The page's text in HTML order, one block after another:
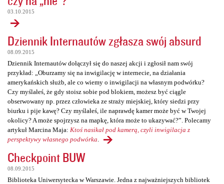
03.10.2015
Dziennik Internautów zgłasza swój absurd
08.09.2015
Dziennik Internautów dołączył się do naszej akcji i zgłosił nam swój
przykład: „Oburzamy się na inwigilację w internecie, na działania
amerykańskich służb, ale co wiemy o inwigilacji na własnym podwórku?
Czy myślałeś, że gdy stoisz sobie pod blokiem, możesz być ciągle
obserwowany np. przez człowieka ze straży miejskiej, który siedzi przy
biurku i pije kawę? Czy myślałeś, ile naprawdę kamer może być w Twojej
okolicy? A może spojrzysz na mapkę, która może to ukazywać?”. Polecamy
artykuł Marcina Maja: Ktoś nasikał pod kamerą, czyli inwigilacja z
perspektywy własnego podwórka
Checkpoint BUW
08.09.2015
Biblioteka Uniwersytecka w Warszawie. Jedna z najważniejszych bibliotek